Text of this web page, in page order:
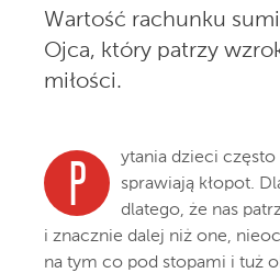
Wartość rachunku
Ojca, który patrzy
miłości.
P
ytania dzieci często
sprawiają kłopot.
dlatego, że nas
i znacznie dalej niż one,
na tym co pod stopami i tuż